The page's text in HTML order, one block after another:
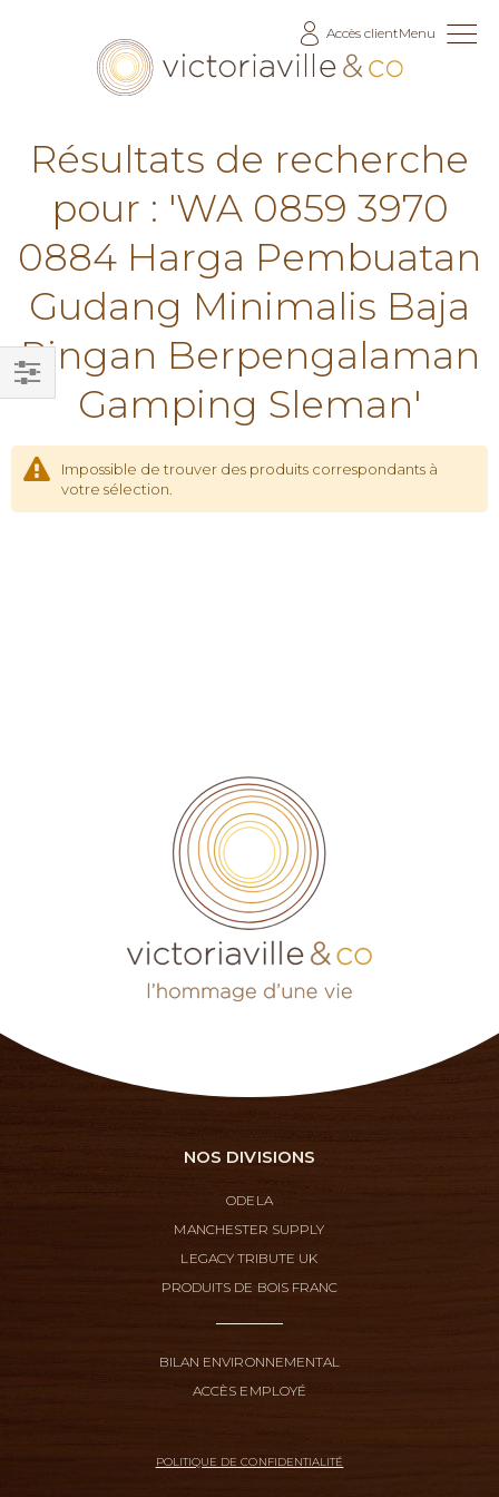
Accès clientMenu
Résultats de recherche
pour : 'WA 0859 3970
0884 Harga Pembuatan
Gudang Minimalis Baja
Ringan Berpengalaman
Gamping Sleman'
Impossible de trouver des produits correspondants à
votre sélection.
Filtrer
NOS DIVISIONS
ODELA
MANCHESTER SUPPLY
LEGACY TRIBUTE UK
PRODUITS DE BOIS FRANC
BILAN ENVIRONNEMENTAL
ACCÈS EMPLOYÉ
POLITIQUE DE CONFIDENTIALITÉ